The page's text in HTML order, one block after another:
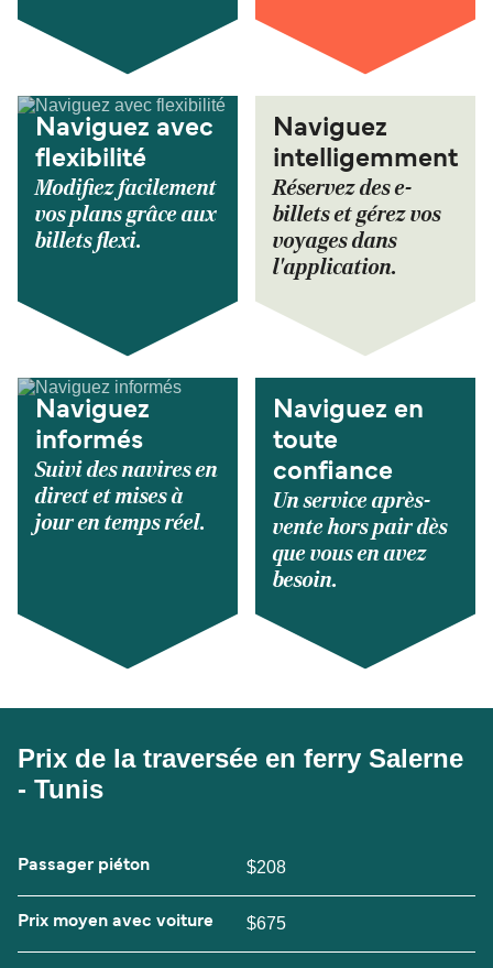
Naviguez avec
flexibilité
Modifiez facilement
vos plans grâce aux
billets flexi.
Naviguez
intelligemment
Réservez des e-
billets et gérez vos
voyages dans
l'application.
Naviguez
informés
Suivi des navires en
direct et mises à
jour en temps réel.
Naviguez en
toute
confiance
Un service après-
vente hors pair dès
que vous en avez
besoin.
Prix de la traversée en ferry Salerne
- Tunis
Passager piéton $208
Prix moyen avec voiture $675